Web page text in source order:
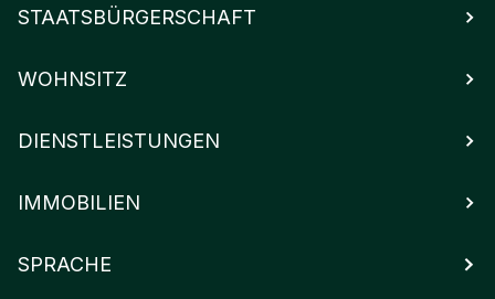
STAATSBÜRGERSCHAFT
WOHNSITZ
DIENSTLEISTUNGEN
IMMOBILIEN
SPRACHE